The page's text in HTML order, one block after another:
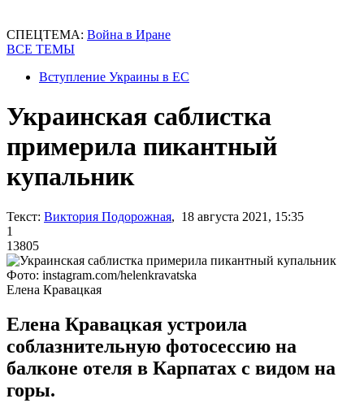
СПЕЦТЕМА: Война в Иране
ВСЕ ТЕМЫ
Вступление Украины в ЕС
Украинская саблистка
примерила пикантный
купальник
Текст: Виктория Подорожная, 18 августа 2021, 15:35
1
13805
Фото: instagram.com/helenkravatska
Елена Кравацкая
Елена Кравацкая устроила
соблазнительную фотосессию на
балконе отеля в Карпатах с видом на
горы.